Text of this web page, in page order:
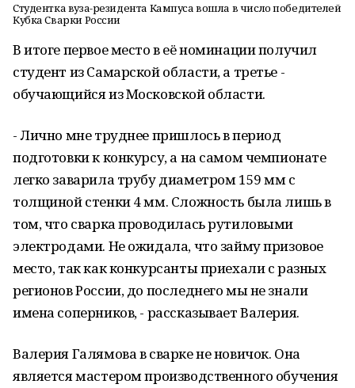
Студентка вуза-резидента Кампуса вошла в число победителей
Кубка Сварки России
В итоге первое место в её номинации получил
студент из Самарской области, а третье -
обучающийся из Московской области.
- Лично мне труднее пришлось в период
подготовки к конкурсу, а на самом чемпионате
легко заварила трубу диаметром 159 мм с
толщиной стенки 4 мм. Сложность была лишь в
том, что сварка проводилась рутиловыми
электродами. Не ожидала, что займу призовое
место, так как конкурсанты приехали с разных
регионов России, до последнего мы не знали
имена соперников, - рассказывает Валерия.
Валерия Галямова в сварке не новичок. Она
является мастером производственного обучения